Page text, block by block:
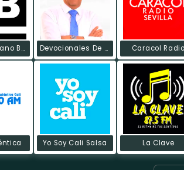
Radio Cristiano Bíblico Devocionales De Poder Caracol Radio
Yo Soy Cali Salsa La Clave